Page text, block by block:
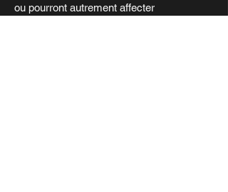
ou pourront autrement affecter